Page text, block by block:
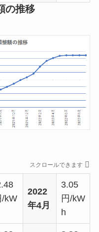
の推移
スクロールできます
/kW
2022
年4月
3.05
円/kW
h